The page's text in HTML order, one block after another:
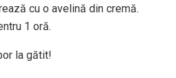
cu o avelină din cremă.
1 oră.
la gătit!